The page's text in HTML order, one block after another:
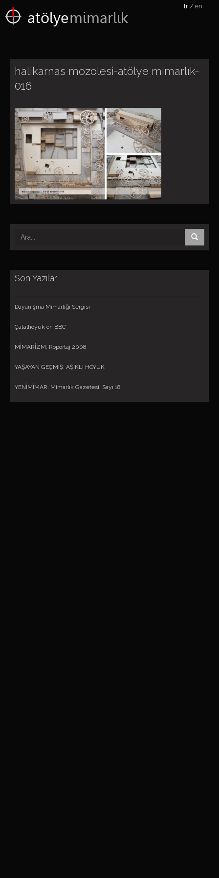
atölyemimarlık
tr en
halikarnas mozolesi-atölye mimarlık-
016
Son Yazılar
Dayanışma Mimarlığı Sergisi
Çatalhöyük on BBC
MİMARİZM, Röportaj 2008
YAŞAYAN GEÇMİŞ: AŞIKLI HÖYÜK
YENİMİMAR, Mimarlık Gazetesi, Sayı 18